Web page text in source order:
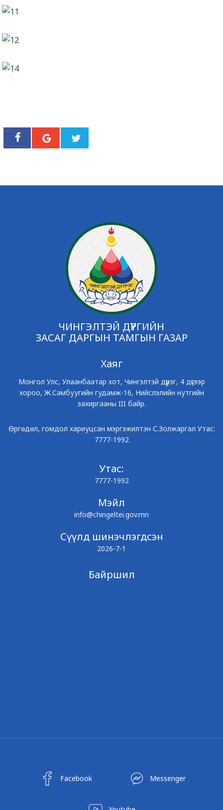
ЧИНГЭЛТЭЙ ДҮҮРГИЙН
ЗАСАГ ДАРГЫН ТАМГЫН ГАЗАР
Хаяг
Монгол Улс, Улаанбаатар хот, Чингэлтэй дүүрэг, 4 дүгээр
хороо, Ж.Самбуугийн гудамж-16, Нийслэлийн нутгийн
захиргааны III байр.
Өргөдөл, гомдол хариуцсан мэргэжилтэн С.Золжаргал Утас:
7777-1992
Утас:
7777-1992
Мэйл
info@chingeltei.gov.mn
Сүүлд шинэчлэгдсэн
2026-7-1
Байршил
Facebook Messenger